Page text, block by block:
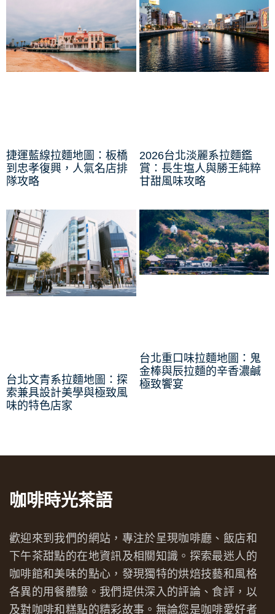
捷運藍線拉麵地圖：板橋
到忠孝復興，人氣名店排
隊攻略
2026台北淡麗系拉麵鑑
賞：長生塩人與勝王純粹
甘甜風味攻略
台北文青系拉麵地圖：探
索兼具設計美學與極致風
味的特色店家
台北重口味拉麵地圖：鬼
金棒與辰拉麵的辛香濃鹹
極致饗宴
咖啡時光茶語
歡迎來到我們的網站，專注於呈現咖啡廳、飯店和
下午茶甜點的在地資訊及相關知識。探索最迷人的
咖啡館和美味的點心，發現獨特的烘焙技藝和風格
各異的用餐體驗。我們提供深入的評論、食評，以
及對咖啡和糕點的精彩故事。無論您是咖啡愛好者